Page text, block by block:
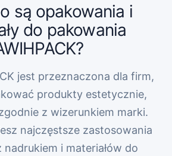
są opakowania i
do pakowania
jest przeznaczona dla firm,
produkty estetycznie,
z wizerunkiem marki.
najczęstsze zastosowania
i materiałów do